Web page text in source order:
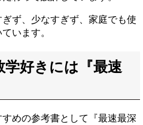
ず、少なすぎず、家庭でも使
います。
学好きには『最速
めの参考書として『最速最深